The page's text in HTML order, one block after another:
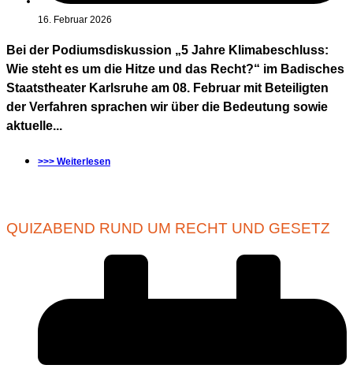
16. Februar 2026
Bei der Podiumsdiskussion „5 Jahre Klimabeschluss:
Wie steht es um die Hitze und das Recht?“ im Badisches
Staatstheater Karlsruhe am 08. Februar mit Beteiligten
der Verfahren sprachen wir über die Bedeutung sowie
aktuelle...
>>> Weiterlesen
QUIZABEND RUND UM RECHT UND GESETZ